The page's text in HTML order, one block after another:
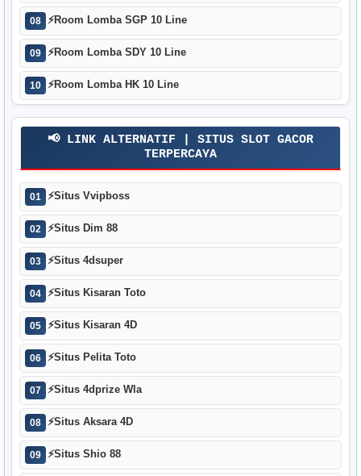
08 ⚡Room Lomba SGP 10 Line
09 ⚡Room Lomba SDY 10 Line
10 ⚡Room Lomba HK 10 Line
📢 LINK ALTERNATIF | SITUS SLOT GACOR
TERPERCAYA
01 ⚡Situs Vvipboss
02 ⚡Situs Dim 88
03 ⚡Situs 4dsuper
04 ⚡Situs Kisaran Toto
05 ⚡Situs Kisaran 4D
06 ⚡Situs Pelita Toto
07 ⚡Situs 4dprize Wla
08 ⚡Situs Aksara 4D
09 ⚡Situs Shio 88